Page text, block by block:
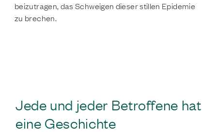
beizutragen, das Schweigen dieser stillen Epidemie
zu brechen.
Jede und jeder Betroffene hat
eine Geschichte